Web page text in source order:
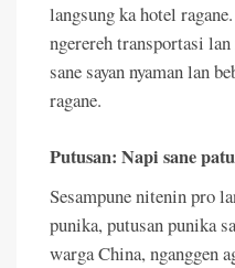
langsung ka hotel
ngerereh transportasi
sane sayan nyaman lan
ragane.
Putusan: Napi sane
Sesampune nitenin pro
punika, putusan punika
warga China, nganggen